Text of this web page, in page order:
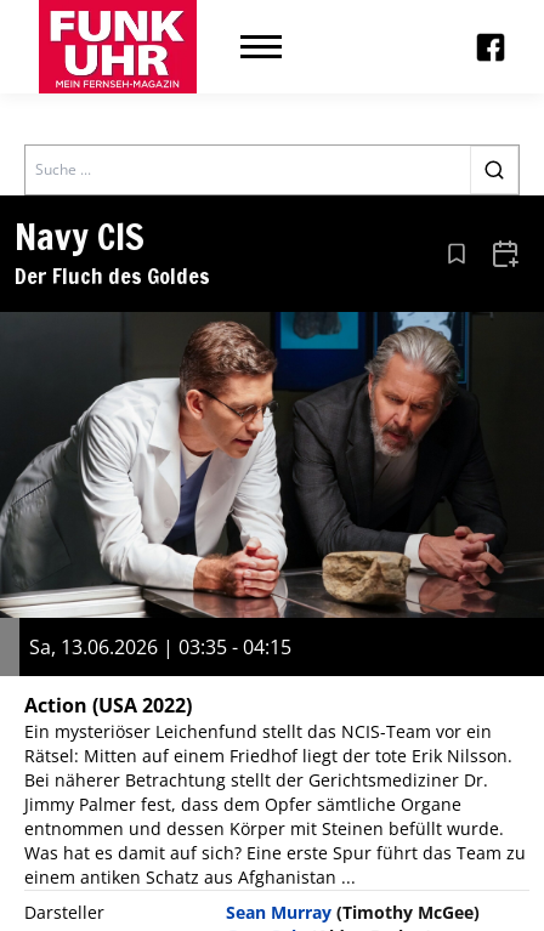
Search
Navy CIS
Der Fluch des Goldes Aus den
Sa, 13.06.2026 | 03:35 - 04:15
Action (USA 2022)
Ein mysteriöser Leichenfund stellt das NCIS-Team vor ein
Rätsel: Mitten auf einem Friedhof liegt der tote Erik Nilsson.
Bei näherer Betrachtung stellt der Gerichtsmediziner Dr.
Jimmy Palmer fest, dass dem Opfer sämtliche Organe
entnommen und dessen Körper mit Steinen befüllt wurde.
Was hat es damit auf sich? Eine erste Spur führt das Team zu
einem antiken Schatz aus Afghanistan ...
Darsteller
Sean Murray (Timothy McGee)